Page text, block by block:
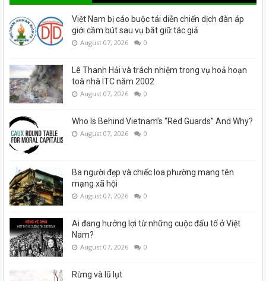
Việt Nam bị cáo buộc tái diễn chiến dịch đàn áp
giới cầm bút sau vụ bắt giữ tác giả
August 07, 2026 0
Lê Thanh Hải và trách nhiệm trong vụ hoả hoạn
toà nhà ITC năm 2002
August 07, 2026 0
Who Is Behind Vietnam’s “Red Guards” And Why?
August 07, 2026 0
Ba người đẹp và chiếc loa phường mang tên
mạng xã hội
August 07, 2026 0
Ai đang hưởng lợi từ những cuộc đấu tố ở Việt
Nam?
August 07, 2026 0
Rừng và lũ lụt